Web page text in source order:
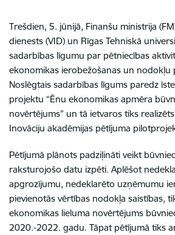
Trešdien, 5. jūnijā, Finanšu ministrija
dienests (VID) un Rīgas Tehniskā
sadarbības līgumu par pētniecības
ekonomikas ierobežošanas un nodokļu
Noslēgtais sadarbības līgums paredz
projektu “Ēnu ekonomikas apmēra
novērtējums” un tā ietvaros tiks
Inovāciju akadēmijas pētījuma
Pētījumā plānots padziļināti veikt
raksturojošo datu izpēti. Aplēšot
apgrozījumu, nedeklarēto uzņēmumu
pievienotās vērtības nodokļa saistības,
ekonomikas lieluma novērtējums
2020.-2022. gadu. Tāpat pētījumā tiks